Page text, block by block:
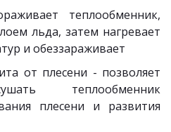
теплообменник,
льда, затем нагревает
и обеззараживает
от плесени - позволяет
теплообменник
плесени и развития